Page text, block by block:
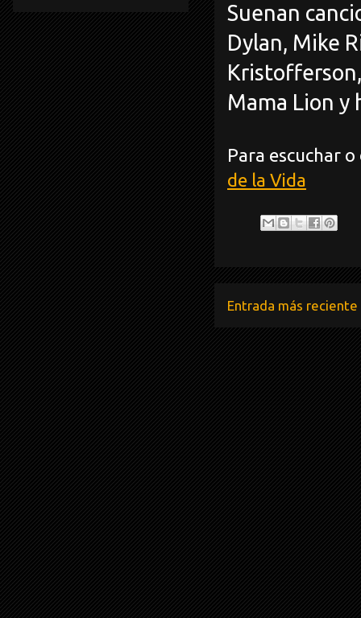
Suenan
Dylan, Mike
Mama Lion y
Para escuchar
de la Vida
Entrada más reciente